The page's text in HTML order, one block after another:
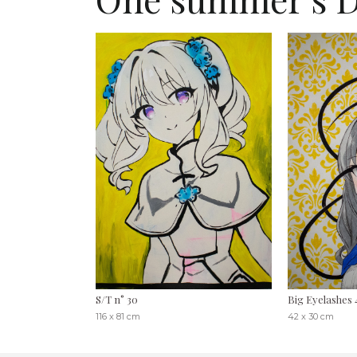
S/T n° 30
116 x 81 cm
Big Eyelashes
42 x 30 cm